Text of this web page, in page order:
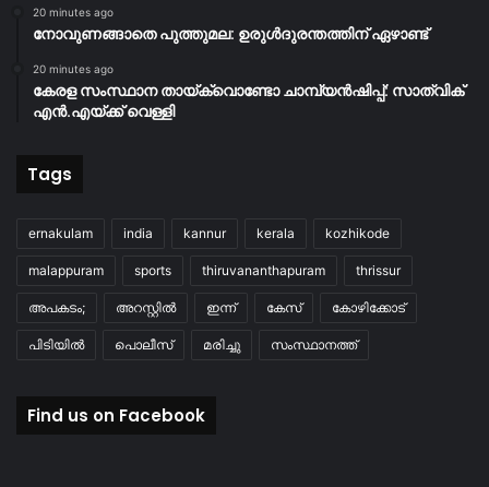
20 minutes ago
നോവുണങ്ങാതെ പുത്തുമല: ഉരുൾദുരന്തത്തിന് ഏഴാണ്ട്
20 minutes ago
കേരള സംസ്ഥാന തായ്‌ക്വൊണ്ടോ ചാമ്പ്യൻഷിപ്പ്: സാത്വിക്
എൻ.എയ്ക്ക് വെള്ളി
Tags
ernakulam india kannur kerala kozhikode
malappuram sports thiruvananthapuram thrissur
അപകടം; അറസ്റ്റിൽ ഇന്ന് കേസ് കോഴിക്കോട്
പിടിയിൽ പൊലീസ് മരിച്ചു സംസ്ഥാനത്ത്
Find us on Facebook